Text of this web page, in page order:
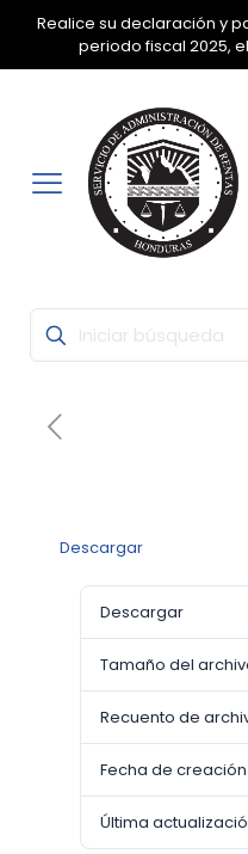
Realice su declaración y
periodo fiscal 2025,
Descargar
Descargar
Tamaño del
Recuento de
Fecha de creación
Última